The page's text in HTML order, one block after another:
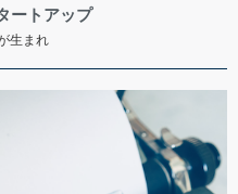
ートアップ
生まれ